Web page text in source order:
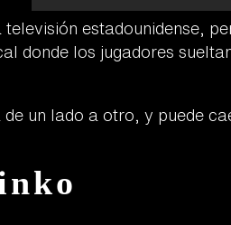
televisión estadounidense,
donde los jugadores
un lado a otro, y puede